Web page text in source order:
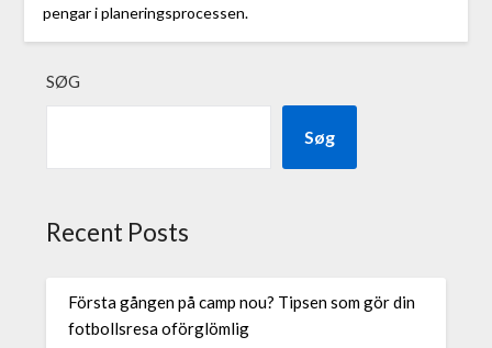
pengar i planeringsprocessen.
SØG
Søg
Recent Posts
Första gången på camp nou? Tipsen som gör din
fotbollsresa oförglömlig